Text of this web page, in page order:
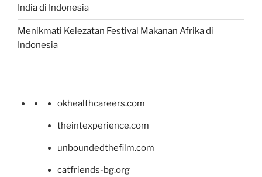
India di Indonesia
Menikmati Kelezatan Festival Makanan Afrika di
Indonesia
okhealthcareers.com
theintexperience.com
unboundedthefilm.com
catfriends-bg.org